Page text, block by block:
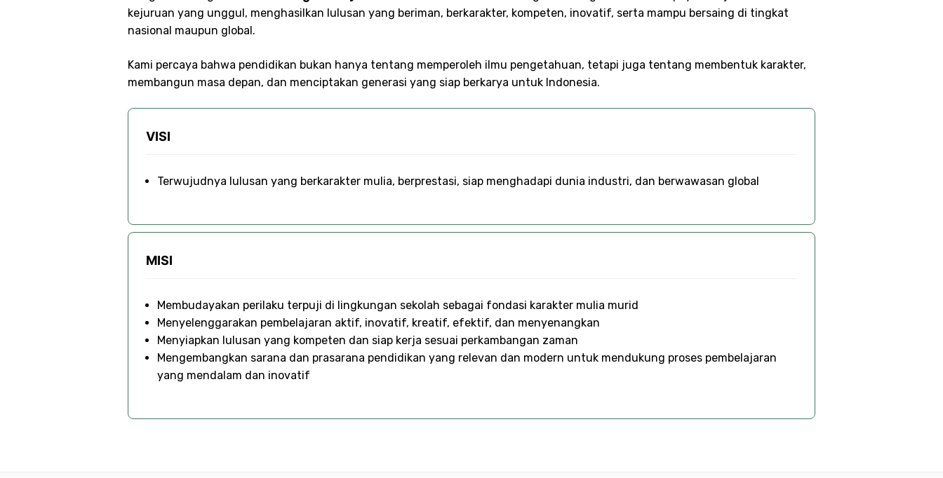
kejuruan yang unggul, menghasilkan lulusan yang beriman, berkarakter, kompeten, inovatif, serta mampu bersaing di tingkat
nasional maupun global.
Kami percaya bahwa pendidikan bukan hanya tentang memperoleh ilmu pengetahuan, tetapi juga tentang membentuk karakter,
membangun masa depan, dan menciptakan generasi yang siap berkarya untuk Indonesia.
VISI
Terwujudnya lulusan yang berkarakter mulia, berprestasi, siap menghadapi dunia industri, dan berwawasan global
MISI
Membudayakan perilaku terpuji di lingkungan sekolah sebagai fondasi karakter mulia murid
Menyelenggarakan pembelajaran aktif, inovatif, kreatif, efektif, dan menyenangkan
Menyiapkan lulusan yang kompeten dan siap kerja sesuai perkambangan zaman
Mengembangkan sarana dan prasarana pendidikan yang relevan dan modern untuk mendukung proses pembelajaran
yang mendalam dan inovatif